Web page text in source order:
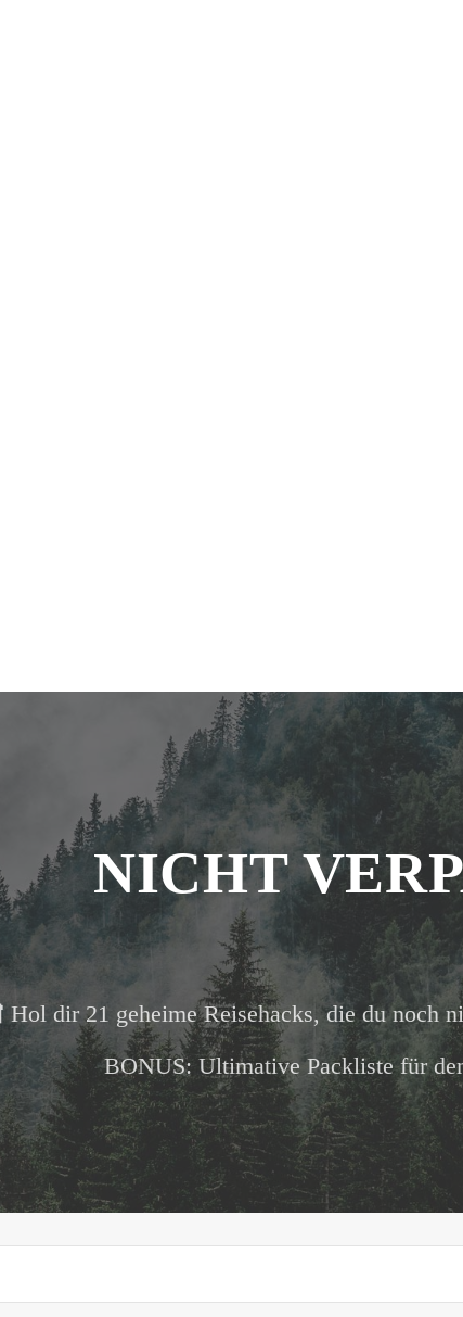
NICHT
Hol dir 21 geheime Reisehacks, die du noch
BONUS: Ultimative Packliste für